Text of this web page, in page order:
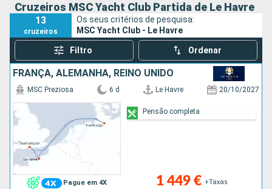
Cruzeiros MSC Yacht Club Partida de Le Havre
13
cruzeiros
Os seus critérios de pesquisa:
MSC Yacht Club - Le Havre
Filtro Ordenar
FRANÇA, ALEMANHA, REINO UNIDO
Pague em 4X
MSC Preziosa 6 d Le Havre 20/10/2027
1 449 € +Taxas
Pensão completa